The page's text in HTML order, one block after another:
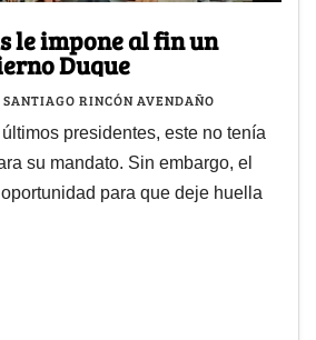
le impone al fin un
Duque
SANTIAGO RINCÓN AVENDAÑO
presidentes, este no tenía
su mandato. Sin embargo, el
para que deje huella